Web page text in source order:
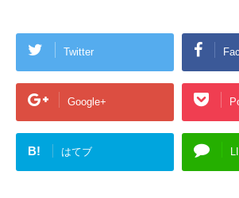
Twitter
Google+
B! はてブ